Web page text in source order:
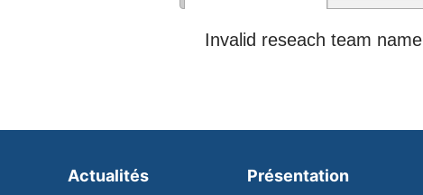
Invalid reseach team name
Actualités Présentation